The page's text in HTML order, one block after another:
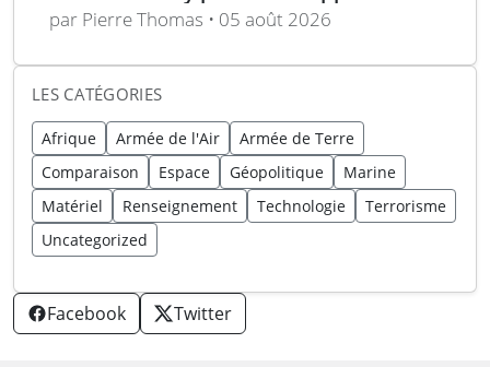
d’artillerie guidée Sceptre
par Pierre Thomas • 05 août 2026
LES CATÉGORIES
Afrique Armée de l'Air
Armée de Terre
Comparaison
Espace Géopolitique
Marine
Matériel
Renseignement Technologie
Terrorisme
Uncategorized
Facebook Twitter